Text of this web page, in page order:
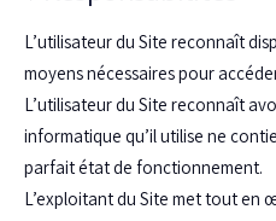
L’utilisateur du Site reconnaît
moyens nécessaires pour
L’utilisateur du Site reconnaît
informatique qu’il utilise ne
parfait état de fonctionnement.
L’exploitant du Site met tout